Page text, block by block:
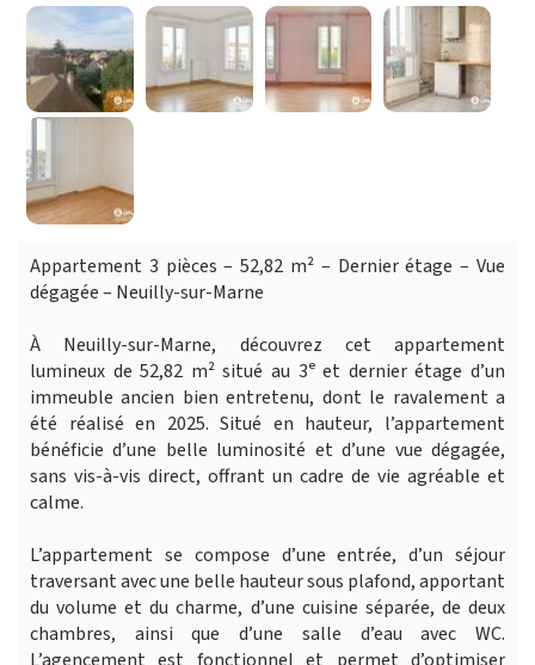
Appartement 3 pièces – 52,82 m² – Dernier étage – Vue
dégagée – Neuilly-sur-Marne
À Neuilly-sur-Marne, découvrez cet appartement
lumineux de 52,82 m² situé au 3ᵉ et dernier étage d’un
immeuble ancien bien entretenu, dont le ravalement a
été réalisé en 2025. Situé en hauteur, l’appartement
bénéficie d’une belle luminosité et d’une vue dégagée,
sans vis-à-vis direct, offrant un cadre de vie agréable et
calme.
L’appartement se compose d’une entrée, d’un séjour
traversant avec une belle hauteur sous plafond, apportant
du volume et du charme, d’une cuisine séparée, de deux
chambres, ainsi que d’une salle d’eau avec WC.